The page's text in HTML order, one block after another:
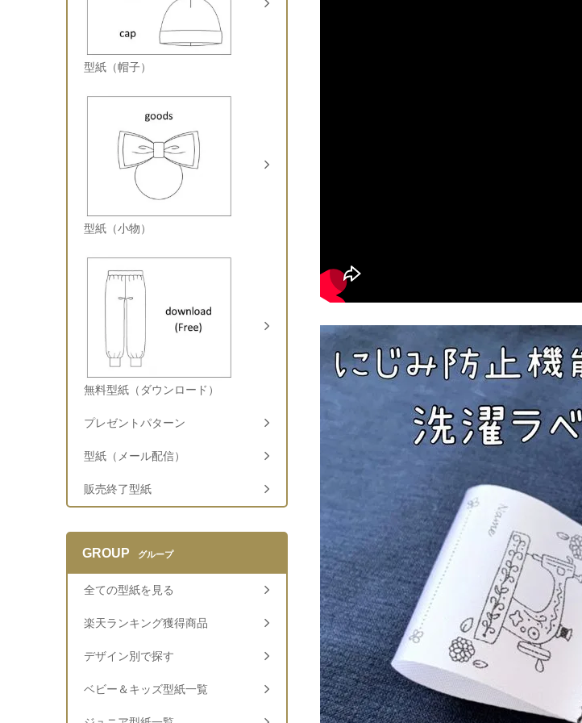
型紙（帽子）
型紙（小物）
無料型紙（ダウンロード）
プレゼントパターン
型紙（メール配信）
販売終了型紙
GROUP グループ
全ての型紙を見る
楽天ランキング獲得商品
デザイン別で探す
ベビー＆キッズ型紙一覧